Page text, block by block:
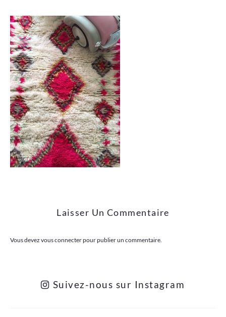
Laisser Un Commentaire
Vous devez vous connecterpour publier un commentaire.
Suivez-nous sur Instagram